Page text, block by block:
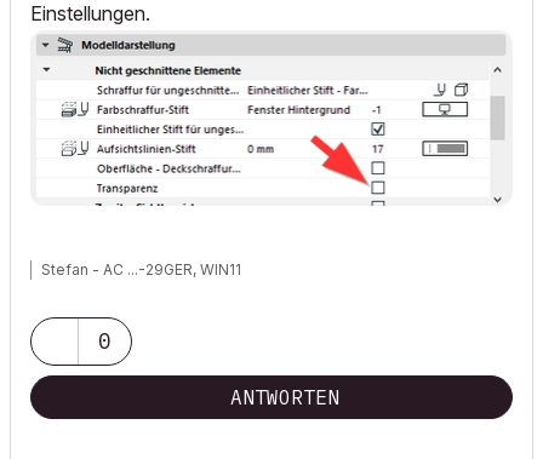
Einstellungen.
Stefan - AC ...-29GER, WIN11
0
ANTWORTEN